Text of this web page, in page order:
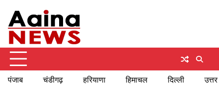
content
पंजाब चंडीगढ़ हरियाणा हिमाचल दिल्ली